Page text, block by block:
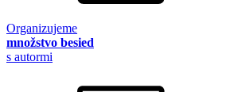
Organizujeme
množstvo besied
s autormi